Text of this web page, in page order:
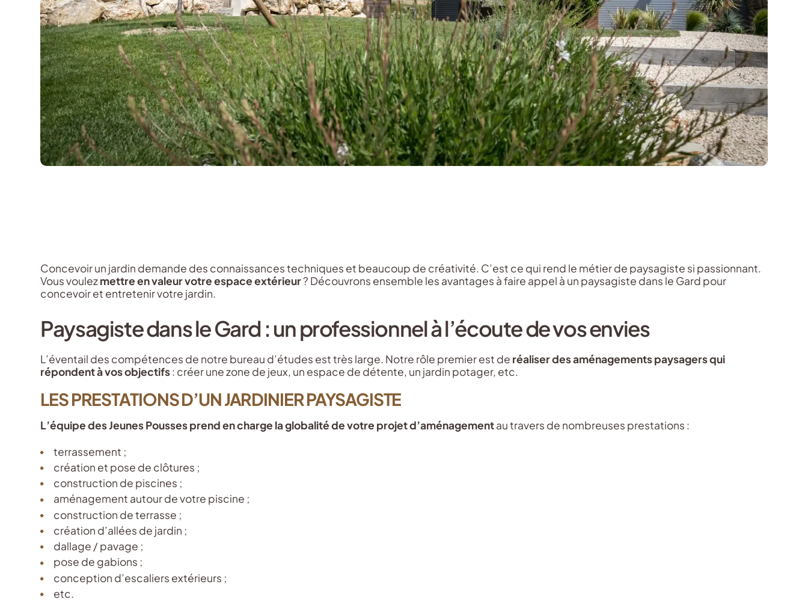
Concevoir un jardin demande des connaissances techniques et beaucoup de créativité. C’est ce qui rend le métier de paysagiste si passionnant.
Vous voulezmettre en valeur votre espace extérieur? Découvrons ensemble les avantages à faire appel à un paysagiste dans le Gard pour
concevoir et entretenir votre jardin.
Paysagiste dans le Gard : un professionnel à l’écoute de vos envies
L’éventail des compétences de notre bureau d’études est très large. Notre rôle premier est de réaliser des aménagements paysagers qui
répondent à vos objectifs: créer une zone de jeux, un espace de détente, un jardin potager, etc.
LES PRESTATIONS D’UN JARDINIER PAYSAGISTE
L’équipe des Jeunes Pousses prend en charge la globalité de votre projet d’aménagementau travers de nombreuses prestations :
terrassement ;
création et pose de clôtures ;
construction de piscines ;
aménagement autour de votre piscine ;
construction de terrasse ;
création d’allées de jardin ;
dallage / pavage ;
pose de gabions ;
conception d’escaliers extérieurs ;
etc.